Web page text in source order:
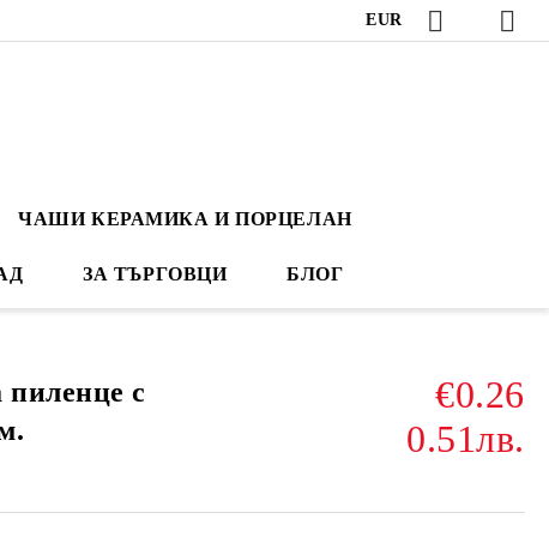
EUR
ЧАШИ КЕРАМИКА И ПОРЦЕЛАН
ЗА ТЪРГОВЦИ БЛОГ
с
€0.26
0.51лв.